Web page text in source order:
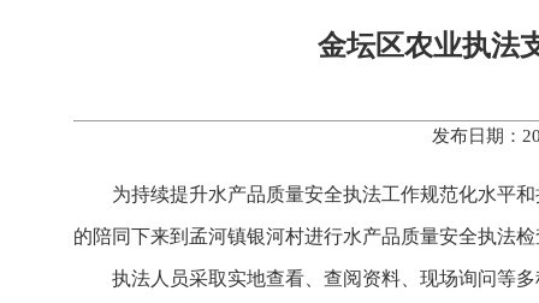
金坛区农业执法
发布日期：
为持续提升水产品质量安全执法工作规范化水平
的陪同下来到孟河镇银河村进行水产品质量安全执法
执法人员采取实地查看、查阅资料、现场询问等